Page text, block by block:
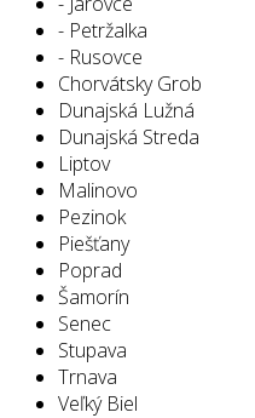
- Petržalka
- Rusovce
Chorvátsky Grob
Dunajská Lužná
Dunajská Streda
Liptov
Malinovo
Pezinok
Piešťany
Poprad
Šamorín
Senec
Stupava
Trnava
Veľký Biel